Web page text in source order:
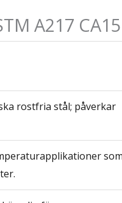
A217 CA15
rostfria stål; påverkar